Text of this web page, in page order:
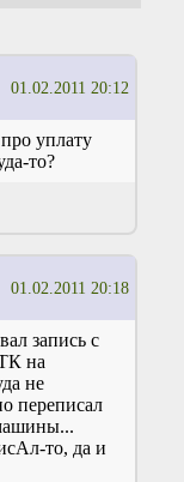
01.02.2011 20:12
уплату
то?
01.02.2011 20:18
запись с
на
не
переписал
то, да и